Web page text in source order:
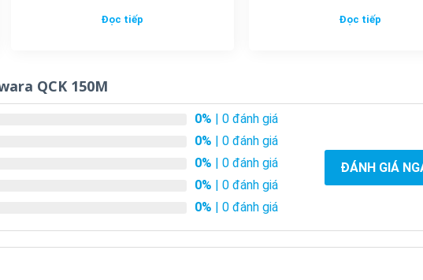
Đọc tiếp Đọc tiếp
QCK 150M
0% | 0 đánh giá
0% | 0 đánh giá
0% | 0 đánh giá
0% | 0 đánh giá
0% | 0 đánh giá
ĐÁNH GIÁ